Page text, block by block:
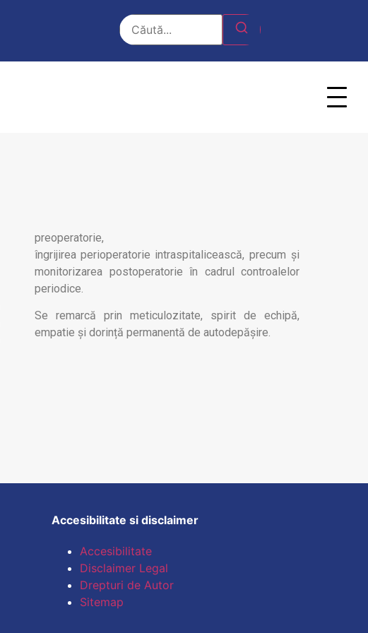
preoperatorie,
îngrijirea perioperatorie intraspitalicească, precum și
monitorizarea postoperatorie în cadrul controalelor
periodice.
Se remarcă prin meticulozitate, spirit de echipă,
empatie și dorință permanentă de autodepășire.
Accesibilitate si disclaimer
Accesibilitate
Disclaimer Legal
Drepturi de Autor
Sitemap